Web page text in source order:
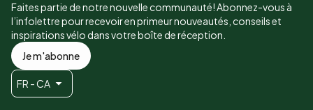
Faites partie de notre nouvelle communauté! Abonnez-vous à
l’infolettre pour recevoir en primeur nouveautés, conseils et
inspirations vélo dans votre boîte de réception.
Je m'abonne
FR - CA